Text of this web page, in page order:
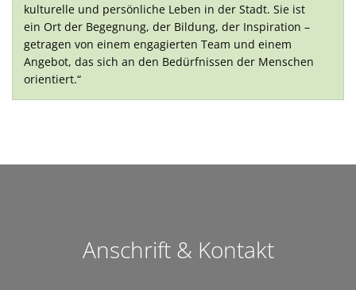
kulturelle und persönliche Leben in der Stadt. Sie ist
ein Ort der Begegnung, der Bildung, der Inspiration –
getragen von einem engagierten Team und einem
Angebot, das sich an den Bedürfnissen der Menschen
orientiert.“
Anschrift & Kontakt